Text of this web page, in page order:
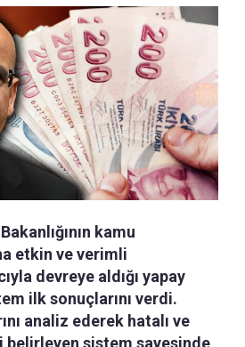
kamu
etkin ve verimli
devreye aldığı yapay
ilk sonuçlarını verdi.
analiz ederek hatalı ve
sistem sayesinde